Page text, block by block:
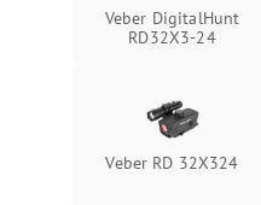
от замыканияVeber DigitalHunt
RD32X3-24
Veber RD 32X324